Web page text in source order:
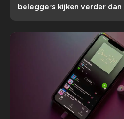
beleggers kijken verder